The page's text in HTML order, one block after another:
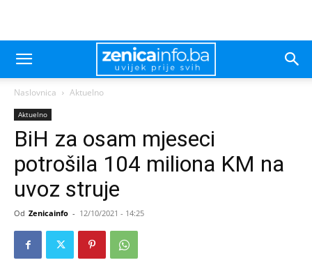
Naslovnica Aktuelno
Aktuelno
BiH za osam mjeseci
potrošila 104 miliona KM na
uvoz struje
Od Zenicainfo - 12/10/2021 - 14:25